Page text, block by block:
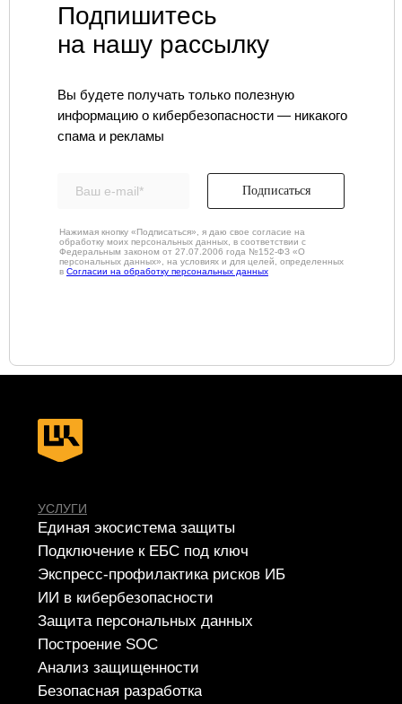
Подпишитесь
на нашу рассылку
Вы будете получать только полезную
информацию о кибербезопасности — никакого
спама и рекламы
Нажимая кнопку «Подписаться», я даю свое согласие на
обработку моих персональных данных, в соответствии с
Федеральным законом от 27.07.2006 года №152-ФЗ «О
персональных данных», на условиях и для целей, определенных
в Согласии на обработку персональных данных
Подписаться
cybersec@ussc.ru